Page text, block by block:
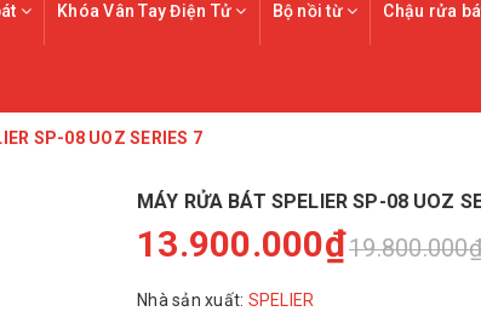
Khóa Vân Tay Điện Tử Bộ nồi từ Chậu rửa
SP-08 UOZ SERIES 7
MÁY RỬA BÁT SPELIER SP-08 UOZ
13.900.000₫
Nhà sản xuất: SPELIER